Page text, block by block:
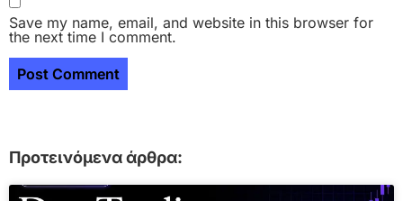
Save my name, email, and website in this browser for
the next time I comment.
Προτεινόμενα άρθρα: